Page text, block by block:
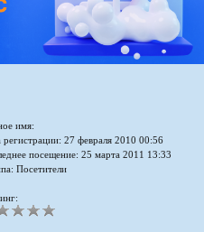
имя:
регистрации: 27 февраля 2010 00:56
посещение: 25 марта 2011 13:33
Посетители